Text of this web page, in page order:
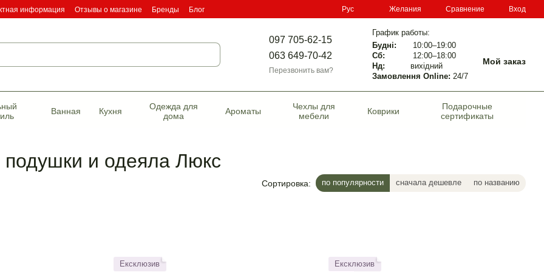
информация Отзывы о магазине Бренды
Блог
Рус Желания Сравнение Вход
097 705-62-15
063 649-70-42
Перезвонить вам?
График работы:
Будні:
10:00–19:00
Сб:
12:00–18:00
Нд:
вихідний
Замовлення Online: 24/7
Мой заказ
Ванная Кухня
Одежда для
дома
Ароматы
Чехлы для
мебели
Коврики
Подарочные
сертификаты
подушки и одеяла Люкс
Сортировка: по популярности сначала дешевле по названию
Ексклюзив
Ексклюзив